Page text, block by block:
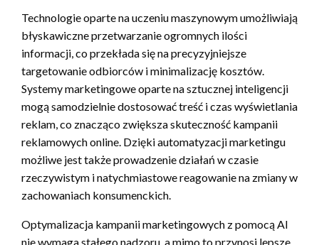
Technologie oparte na uczeniu maszynowym umożliwiają
błyskawiczne przetwarzanie ogromnych ilości
informacji, co przekłada się na precyzyjniejsze
targetowanie odbiorców i minimalizację kosztów.
Systemy marketingowe oparte na sztucznej inteligencji
mogą samodzielnie dostosować treść i czas wyświetlania
reklam, co znacząco zwiększa skuteczność kampanii
reklamowych online. Dzięki automatyzacji marketingu
możliwe jest także prowadzenie działań w czasie
rzeczywistym i natychmiastowe reagowanie na zmiany w
zachowaniach konsumenckich.
Optymalizacja kampanii marketingowych z pomocą AI
nie wymaga stałego nadzoru, a mimo to przynosi lepsze